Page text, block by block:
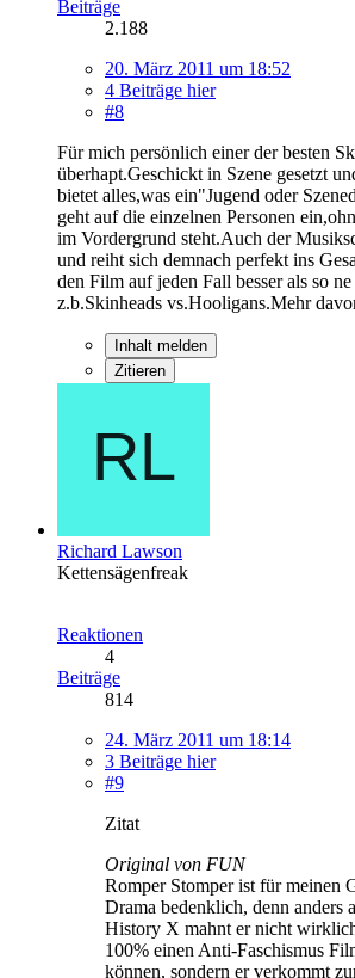
Beiträge
2.188
20. März 2011 um 18:52
4 Beiträge hier
#8
Für mich persönlich einer der besten
überhapt.Geschickt in Szene gesetzt
bietet alles,was ein"Jugend oder
geht auf die einzelnen Personen
im Vordergrund steht.Auch der
und reiht sich demnach perfekt ins
den Film auf jeden Fall besser als so
z.b.Skinheads vs.Hooligans.Mehr
Inhalt melden
Zitieren
Richard Lawson
Kettensägenfreak
Reaktionen
4
Beiträge
814
24. März 2011 um 18:14
3 Beiträge hier
#9
Zitat
Original von FUN
Romper Stomper ist für meinen
Drama bedenklich, denn anders
History X mahnt er nicht
100% einen Anti-Faschismus
können, sondern er verkommt